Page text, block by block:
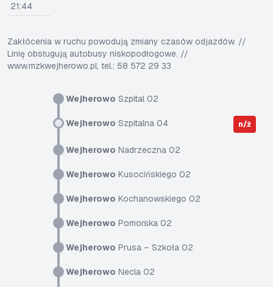
Wejherowo Szpital 02
Wejherowo Szpitalna 04 n/ż
Wejherowo Nadrzeczna 02
Wejherowo Kusocińskiego 02
Wejherowo Kochanowskiego 02
Wejherowo Pomorska 02
Wejherowo Prusa – Szkoła 02
Wejherowo Necla 02
21:44
Zakłócenia w ruchu powodują zmiany czasów odjazdów. //
Linię obsługują autobusy niskopodłogowe. //
www.mzkwejherowo.pl, tel.: 58 572 29 33